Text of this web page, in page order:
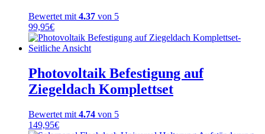
Bewertet mit 4.37 von 5
99,95€
Photovoltaik Befestigung auf
Ziegeldach Komplettset
Bewertet mit 4.74 von 5
149,95€